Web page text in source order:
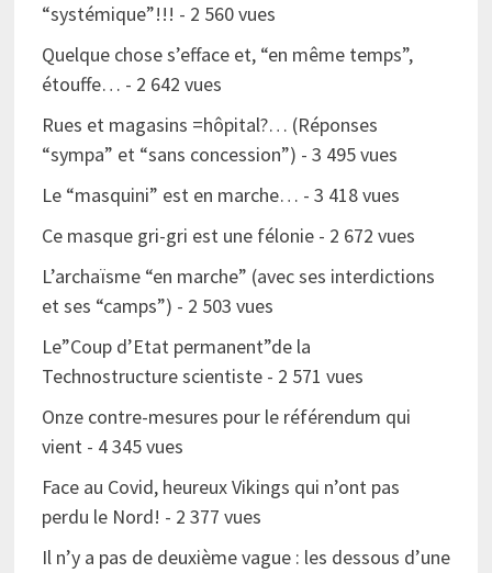
“systémique”!!! - 2 560 vues
Quelque chose s’efface et, “en même temps”,
étouffe… - 2 642 vues
Rues et magasins =hôpital?… (Réponses
“sympa” et “sans concession”) - 3 495 vues
Le “masquini” est en marche… - 3 418 vues
Ce masque gri-gri est une félonie- 2 672 vues
L’archaïsme “en marche” (avec ses interdictions
et ses “camps”) - 2 503 vues
Le”Coup d’Etat permanent”de la
Technostructure scientiste- 2 571 vues
Onze contre-mesures pour le référendum qui
vient- 4 345 vues
Face au Covid, heureux Vikings qui n’ont pas
perdu le Nord! - 2 377 vues
Il n’y a pas de deuxième vague : les dessous d’une